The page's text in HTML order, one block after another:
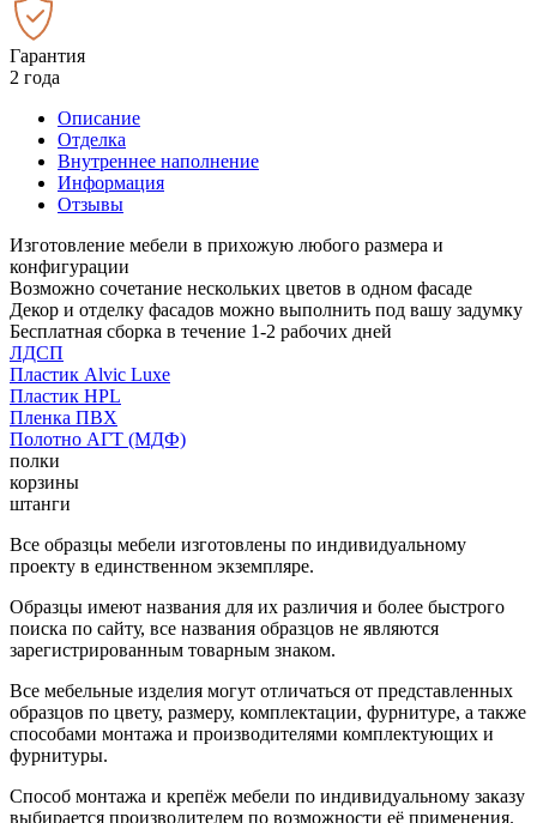
Гарантия
2 года
Описание
Отделка
Внутреннее наполнение
Информация
Отзывы
Изготовление мебели в прихожую любого размера и
конфигурации
Возможно сочетание нескольких цветов в одном фасаде
Декор и отделку фасадов можно выполнить под вашу задумку
Бесплатная сборка в течение 1-2 рабочих дней
ЛДСП
Пластик Alvic Luxe
Пластик HPL
Пленка ПВХ
Полотно АГТ (МДФ)
полки
корзины
штанги
Все образцы мебели изготовлены по индивидуальному
проекту в единственном экземпляре.
Образцы имеют названия для их различия и более быстрого
поиска по сайту, все названия образцов не являются
зарегистрированным товарным знаком.
Все мебельные изделия могут отличаться от представленных
образцов по цвету, размеру, комплектации, фурнитуре, а также
способами монтажа и производителями комплектующих и
фурнитуры.
Способ монтажа и крепёж мебели по индивидуальному заказу
выбирается производителем по возможности её применения.